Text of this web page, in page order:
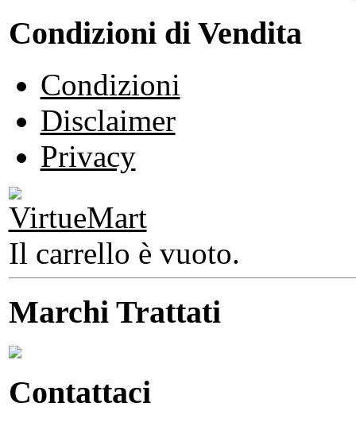
Condizioni di Vendita
Condizioni
Disclaimer
Privacy
Il carrello è vuoto.
Marchi Trattati
Contattaci